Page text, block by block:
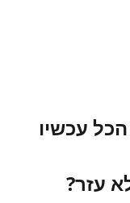
עכשיו
עזר?